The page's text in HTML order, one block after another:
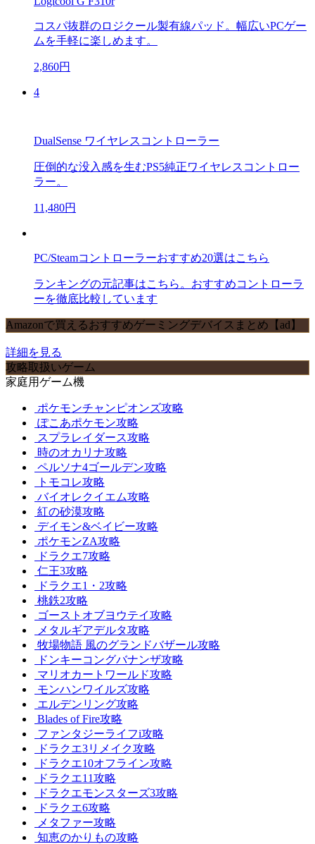
コスパ抜群のロジクール製有線パッド。幅広いPCゲー
ムを手軽に楽しめます。
2,860円
4
DualSense ワイヤレスコントローラー
圧倒的な没入感を生むPS5純正ワイヤレスコントロー
ラー。
11,480円
PC/Steamコントローラーおすすめ20選はこちら
ランキングの元記事はこちら。おすすめコントローラ
ーを徹底比較しています
Amazonで買えるおすすめゲーミングデバイスまとめ【ad】
詳細を見る
攻略取扱いゲーム
家庭用ゲーム機
ポケモンチャンピオンズ攻略
ぽこあポケモン攻略
スプラレイダース攻略
時のオカリナ攻略
ペルソナ4ゴールデン攻略
トモコレ攻略
バイオレクイエム攻略
紅の砂漠攻略
デイモン&ベイビー攻略
ポケモンZA攻略
ドラクエ7攻略
仁王3攻略
ドラクエ1・2攻略
桃鉄2攻略
ゴーストオブヨウテイ攻略
メタルギアデルタ攻略
牧場物語 風のグランドバザール攻略
ドンキーコングバナンザ攻略
マリオカートワールド攻略
モンハンワイルズ攻略
エルデンリング攻略
Blades of Fire攻略
ファンタジーライフi攻略
ドラクエ3リメイク攻略
ドラクエ10オフライン攻略
ドラクエ11攻略
ドラクエモンスターズ3攻略
ドラクエ6攻略
メタファー攻略
知恵のかりもの攻略